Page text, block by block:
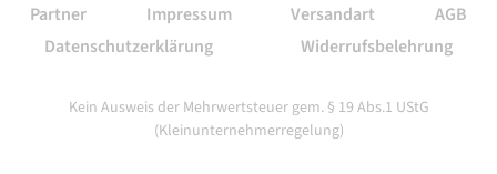
Partner Impressum Versandart
AGB
Datenschutzerklärung
Widerrufsbelehrung
Kein Ausweis der Mehrwertsteuer gem. § 19 Abs.1 UStG
(Kleinunternehmerregelung)